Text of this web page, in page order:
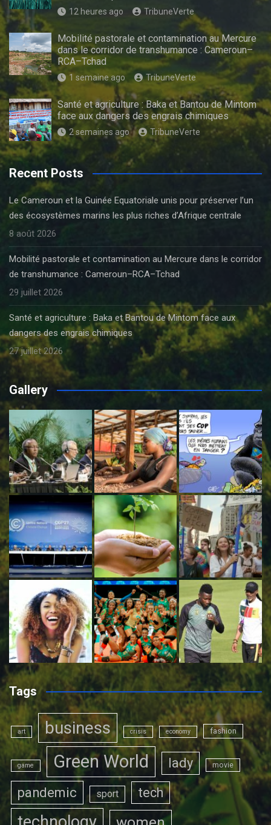
12 heures ago TribuneVerte
Mobilité pastorale et contamination au Mercure
dans le corridor de transhumance : Cameroun–
RCA–Tchad
1 semaine ago TribuneVerte
Santé et agriculture : Baka et Bantou de Mintom
face aux dangers des engrais chimiques
2 semaines ago TribuneVerte
Recent Posts
Le Cameroun et la Guinée Equatoriale unis pour préserver l’un
des écosystèmes marins les plus riches d’Afrique centrale
8 août 2026
Mobilité pastorale et contamination au Mercure dans le corridor
de transhumance : Cameroun–RCA–Tchad
29 juillet 2026
Santé et agriculture : Baka et Bantou de Mintom face aux
dangers des engrais chimiques
27 juillet 2026
Gallery
Tags
art business crisis economy fashion
game Green World lady movie
pandemic sport tech